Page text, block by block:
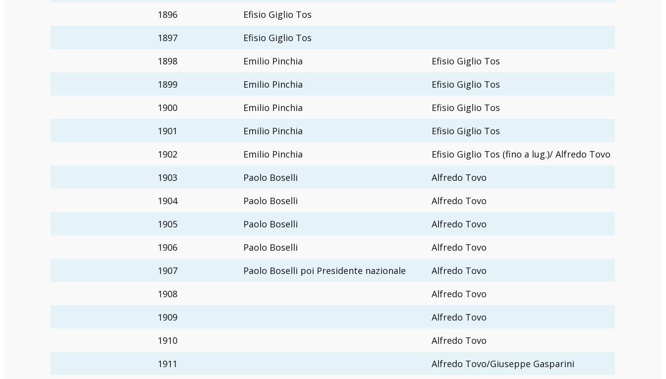
1896
Efisio Giglio Tos
1897
Efisio Giglio Tos
1898
Emilio Pinchia
Efisio Giglio Tos
1899
Emilio Pinchia
Efisio Giglio Tos
1900
Emilio Pinchia
Efisio Giglio Tos
1901
Emilio Pinchia
Efisio Giglio Tos
1902
Emilio Pinchia
Efisio Giglio Tos (fino a lug.)/ Alfredo Tovo
1903
Paolo Boselli
Alfredo Tovo
1904
Paolo Boselli
Alfredo Tovo
1905
Paolo Boselli
Alfredo Tovo
1906
Paolo Boselli
Alfredo Tovo
1907
Paolo Boselli poi Presidente nazionale
Alfredo Tovo
1908
Alfredo Tovo
1909
Alfredo Tovo
1910
Alfredo Tovo
1911
Alfredo Tovo/Giuseppe Gasparini